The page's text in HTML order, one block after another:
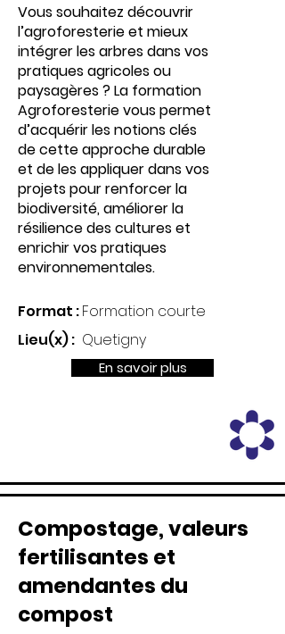
Vous souhaitez découvrir
l’agroforesterie et mieux
intégrer les arbres dans vos
pratiques agricoles ou
paysagères ? La formation
Agroforesterie vous permet
d’acquérir les notions clés
de cette approche durable
et de les appliquer dans vos
projets pour renforcer la
biodiversité, améliorer la
résilience des cultures et
enrichir vos pratiques
environnementales.
Format :Formation courte
Lieu(x) : Quetigny
En savoir plus
Compostage, valeurs
fertilisantes et
amendantes du
compost